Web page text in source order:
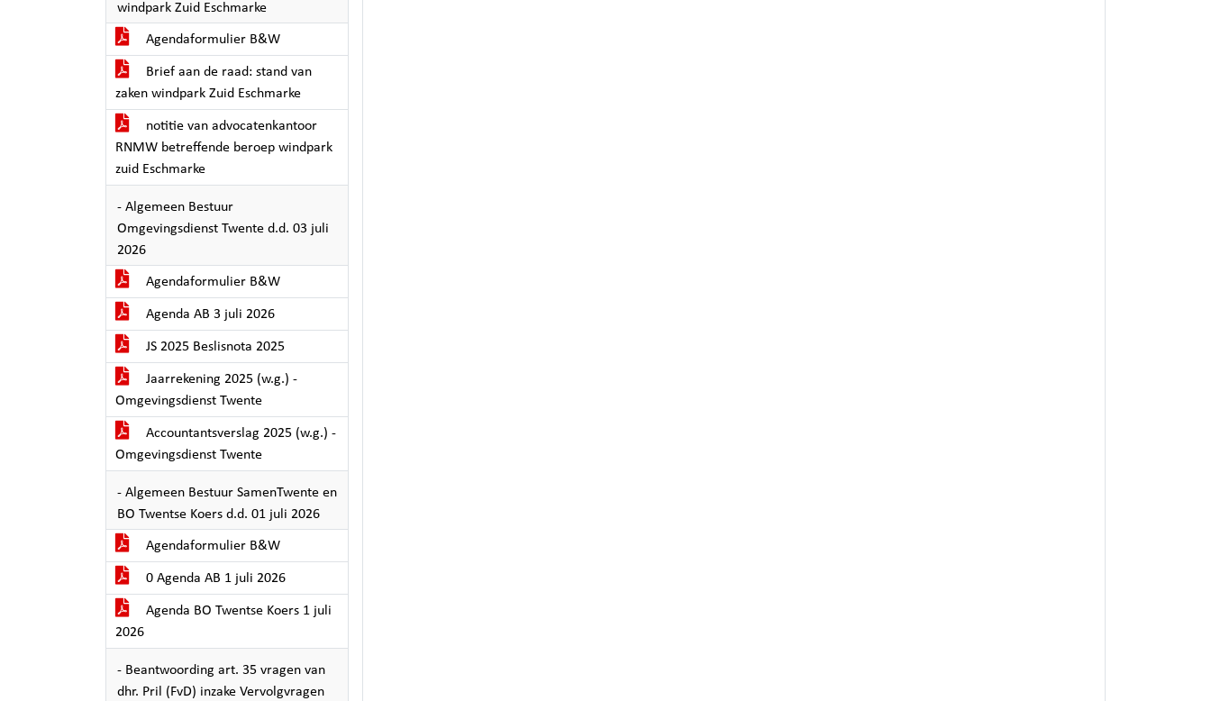
windpark Zuid Eschmarke
Agendaformulier B&W
Brief aan de raad: stand van
zaken windpark Zuid Eschmarke
notitie van advocatenkantoor
RNMW betreffende beroep windpark
zuid Eschmarke
- Algemeen Bestuur
Omgevingsdienst Twente d.d. 03 juli
2026
Agendaformulier B&W
Agenda AB 3 juli 2026
JS 2025 Beslisnota 2025
Jaarrekening 2025 (w.g.) -
Omgevingsdienst Twente
Accountantsverslag 2025 (w.g.) -
Omgevingsdienst Twente
- Algemeen Bestuur SamenTwente en
BO Twentse Koers d.d. 01 juli 2026
Agendaformulier B&W
0 Agenda AB 1 juli 2026
Agenda BO Twentse Koers 1 juli
2026
- Beantwoording art. 35 vragen van
dhr. Pril (FvD) inzake Vervolgvragen